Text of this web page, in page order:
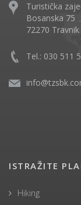
Turistička
Bosanska 75
72270 Travnik
Tel.: 030 511
ISTRAŽITE
Hiking